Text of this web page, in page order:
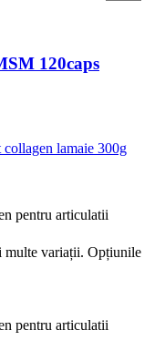
120caps
pentru articulatii
multe variații. Opțiunile
pentru articulatii